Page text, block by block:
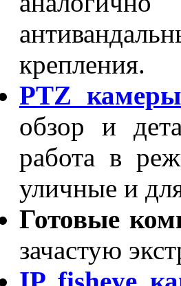
крепления.
PTZ камеры
обзор и
работа в
уличные и
Готовые
зачастую